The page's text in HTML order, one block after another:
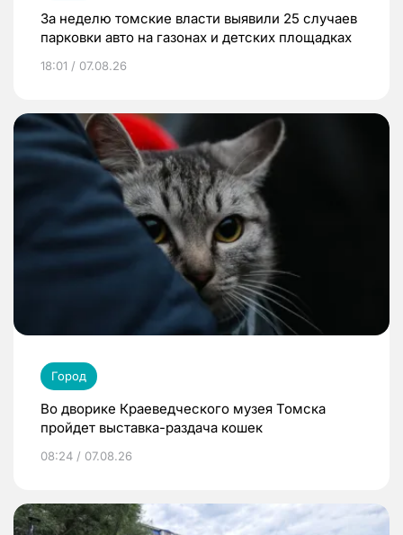
За неделю томские власти выявили 25 случаев
парковки авто на газонах и детских площадках
18:01 / 07.08.26
Город
Во дворике Краеведческого музея Томска
пройдет выставка-раздача кошек
08:24 / 07.08.26